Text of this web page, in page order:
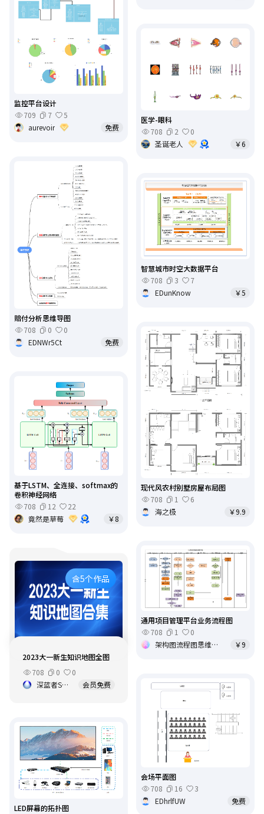
监控平台设计
709
7
5
aurevoir
免费
医学-眼科
708
2
0
圣诞老人
￥6
赔付分析思维导图
708
0
0
EDNWr5Ct
免费
智慧城市时空大数据平台
708
3
7
EDunKnow
￥5
现代风农村别墅房屋布局图
708
1
6
海之极
￥9.9
基于LSTM、全连接、softmax的
卷积神经网络
708
12
22
竟然是草莓
￥8
通用项目管理平台业务流程图
708
1
0
架构图流程图思维导图
￥9
含5个作品
2023大一新生知识地图全图
708
0
0
深蓝者Super3
会员免费
会场平面图
708
16
3
EDhrlfUW
免费
LED屏幕的拓扑图